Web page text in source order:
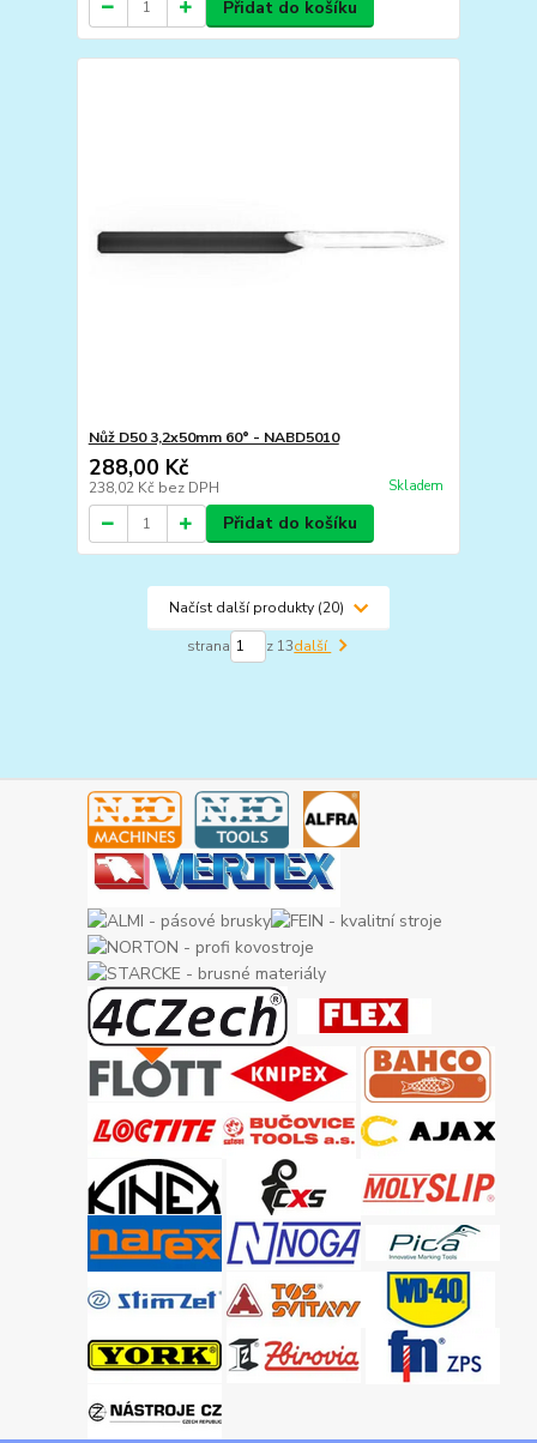
Přidat do košíku
Nůž D50 3,2x50mm 60° - NABD5010
288,00 Kč
238,02 Kč bez DPH Skladem
Přidat do košíku
Načíst další produkty (20)
strana z 13další